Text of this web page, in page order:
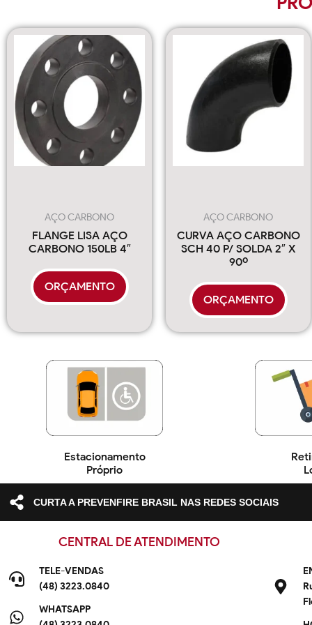
AÇO CARBONO
FLANGE LISA AÇO
CARBONO 150LB 4″
ORÇAMENTO
AÇO CARBONO
CURVA AÇO CARBONO
SCH 40 P/ SOLDA 2″ X
90º
ORÇAMENTO
Estacionamento
Próprio
CURTA A PREVENFIRE BRASIL NAS REDES SOCIAIS
CENTRAL DE ATENDIMENTO
TELE-VENDAS
(48) 3223.0840
WHATSAPP